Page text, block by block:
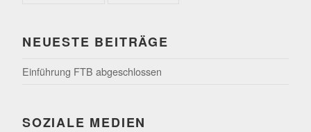
NEUESTE BEITRÄGE
Einführung FTB abgeschlossen
SOZIALE MEDIEN